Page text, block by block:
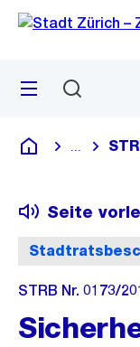
Sprunglink
Menü
Deutsch
Blende
Seite
STRB Nr. 0173/